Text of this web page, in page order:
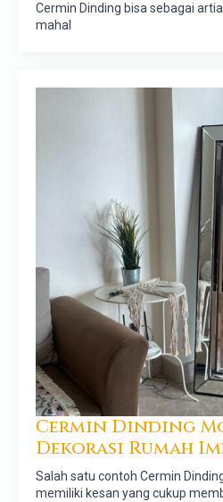
Cermin Dinding bisa sebagai
mahal
Cermin Dinding
Dekorasi Rumah
Salah satu contoh Cermin
memiliki kesan yang cukup